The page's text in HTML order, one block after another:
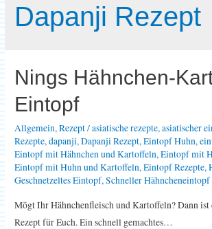
Dapanji Rezept
Nings Hähnchen-
Eintopf
Allgemein,Rezept/asiatische rezepte,asiatischer
Rezepte,dapanji,Dapanji Rezept,Eintopf Huhn,
Eintopf mit Hähnchen und Kartoffeln,Eintopf mit
Eintopf mit Huhn und Kartoffeln,Eintopf Rezepte,
Geschnetzeltes Eintopf,Schneller Hähncheneintopf
Mögt Ihr Hähnchenfleisch und Kartoffeln? Dann ist
Rezept für Euch. Ein schnell gemachtes…